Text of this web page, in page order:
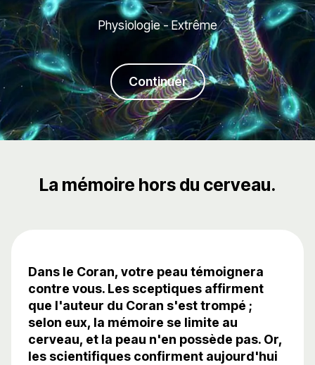
Physiologie - Extrême
Continuer
La mémoire hors du cerveau.
Dans le Coran, votre peau témoignera
contre vous. Les sceptiques affirment
que l'auteur du Coran s'est trompé ;
selon eux, la mémoire se limite au
cerveau, et la peau n'en possède pas. Or,
les scientifiques confirment aujourd'hui